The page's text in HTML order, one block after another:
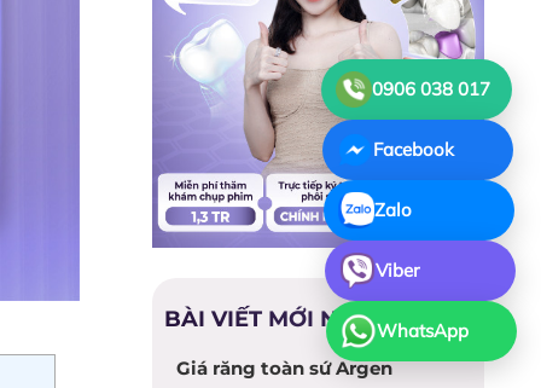
BÀI VIẾT MỚI NHẤT
Giá răng toàn sứ Argen
0906 038 017
Facebook
Zalo
Viber
WhatsApp